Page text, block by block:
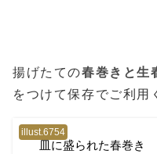
揚げたての春巻きと生
をつけて保存でご利用
illust.6754
皿に盛られた春巻き